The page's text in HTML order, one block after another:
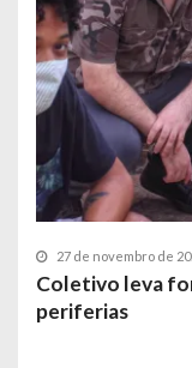
27 de novembro de
Coletivo leva
periferias